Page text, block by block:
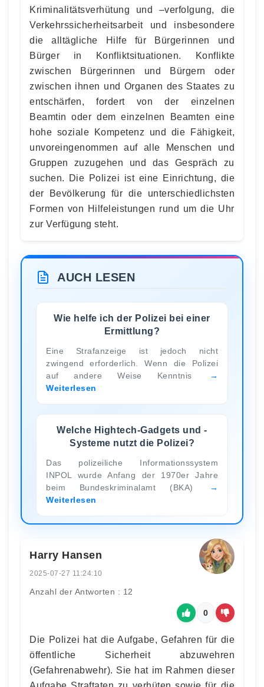
Kriminalitätsverhütung und –verfolgung, die
Verkehrssicherheitsarbeit und insbesondere
die alltägliche Hilfe für Bürgerinnen und
Bürger in Konfliktsituationen. Konflikte
zwischen Bürgerinnen und Bürgern oder
zwischen ihnen und Organen des Staates zu
entschärfen, fordert von der einzelnen
Beamtin oder dem einzelnen Beamten eine
hohe soziale Kompetenz und die Fähigkeit,
unvoreingenommen auf alle Menschen und
Gruppen zuzugehen und das Gespräch zu
suchen. Die Polizei ist eine Einrichtung, die
der Bevölkerung für die unterschiedlichsten
Formen von Hilfeleistungen rund um die Uhr
zur Verfügung steht.
AUCH LESEN
Wie helfe ich der Polizei bei einer
Ermittlung?
Eine Strafanzeige ist jedoch nicht
zwingend erforderlich. Wenn die Polizei
auf andere Weise Kenntnis
Weiterlesen
Welche Hightech-Gadgets und -
Systeme nutzt die Polizei?
Das polizeiliche Informationssystem
INPOL wurde Anfang der 1970er Jahre
beim Bundeskriminalamt (BKA)
Weiterlesen
Harry Hansen
2025-07-27 11:24:10
Anzahl der Antworten : 12
0
Die Polizei hat die Aufgabe, Gefahren für die
öffentliche Sicherheit abzuwehren
(Gefahrenabwehr). Sie hat im Rahmen dieser